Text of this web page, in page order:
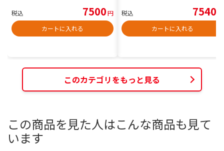
税込 7500円
カートに入れる
税込 7540
カートに入れる
このカテゴリをもっと見る
この商品を見た人はこんな商品も見て
います